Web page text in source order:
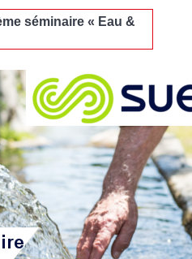
séminaire « Eau &